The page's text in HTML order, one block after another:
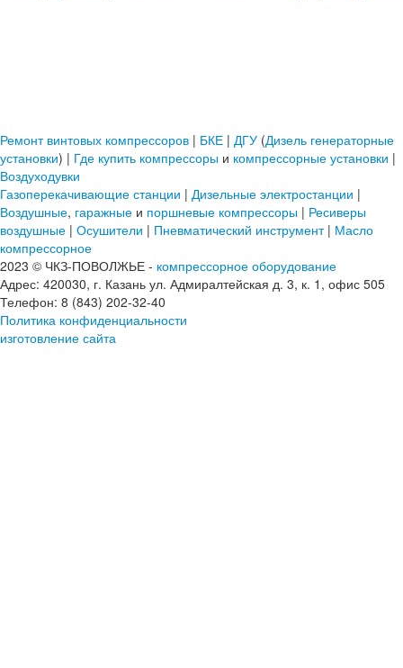
Ремонт винтовых компрессоров | БКЕ | ДГУ (Дизель генераторные
установки) | Где купить компрессоры и компрессорные установки |
Воздуходувки
Газоперекачивающие станции | Дизельные электростанции |
Воздушные, гаражные и поршневые компрессоры | Ресиверы
воздушные | Осушители | Пневматический инструмент| Масло
компрессорное
2023 © ЧКЗ-ПОВОЛЖЬЕ - компрессорное оборудование
Адрес: 420030, г. Казань ул. Адмиралтейская д. 3, к. 1, офис 505
Телефон: 8 (843) 202-32-40
Политика конфиденциальности
изготовление сайта